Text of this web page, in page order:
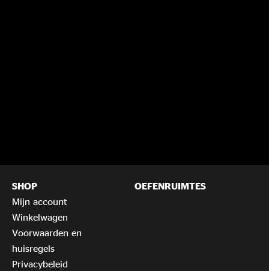
SHOP
Mijn account
Winkelwagen
Voorwaarden en
huisregels
Privacybeleid
OEFENRUIMTES